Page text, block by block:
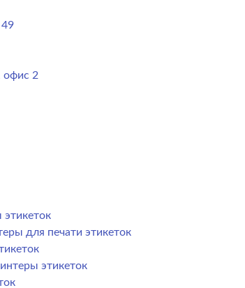
49
офис 2
для печати этикеток
этикеток